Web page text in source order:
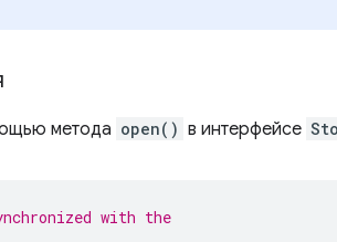
метода open() в интерфейсе
with the